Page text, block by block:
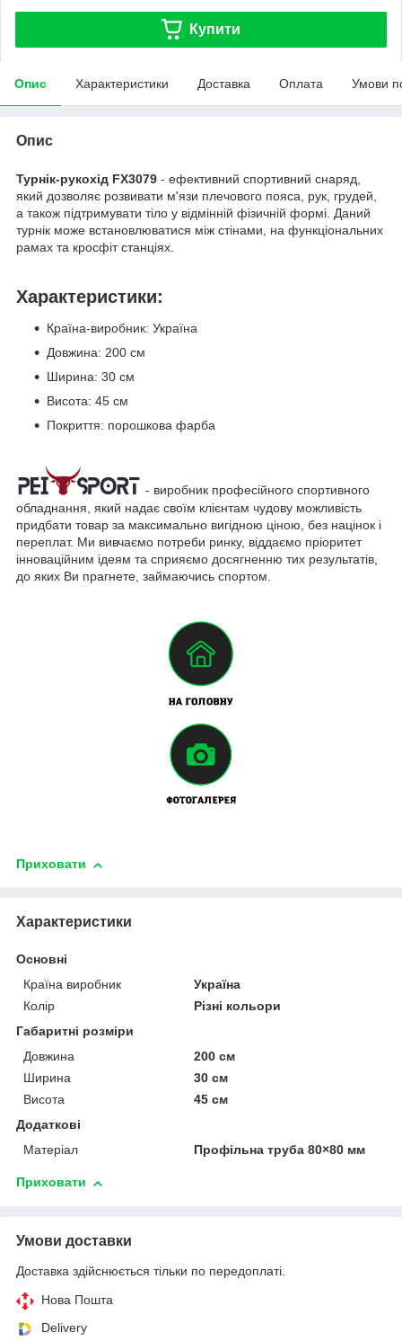
Купити
Опис Характеристики Доставка Оплата Умови
Опис
Турнік-рукохід FX3079 - ефективний спортивний снаряд,
який дозволяє розвивати м'язи плечового пояса, рук, грудей,
а також підтримувати тіло у відмінній фізичній формі. Даний
турнік може встановлюватися між стінами, на функціональних
рамах та кросфіт станціях.
Характеристики:
Країна-виробник: Україна
Довжина: 200 см
Ширина: 30 см
Висота: 45 см
Покриття: порошкова фарба
- виробник професійного спортивного
обладнання, який надає своїм клієнтам чудову можливість
придбати товар за максимально вигідною ціною, без націнок і
переплат. Ми вивчаємо потреби ринку, віддаємо пріоритет
інноваційним ідеям та сприяємо досягненню тих результатів,
до яких Ви прагнете, займаючись спортом.
Приховати
Характеристики
Основні
Країна виробник
Україна
Колір
Різні кольори
Габаритні розміри
Довжина
200 см
Ширина
30 см
Висота
45 см
Додаткові
Матеріал
Профільна труба 80×80 мм
Приховати
Умови доставки
Доставка здійснюється тільки по передоплаті.
Нова Пошта
Delivery